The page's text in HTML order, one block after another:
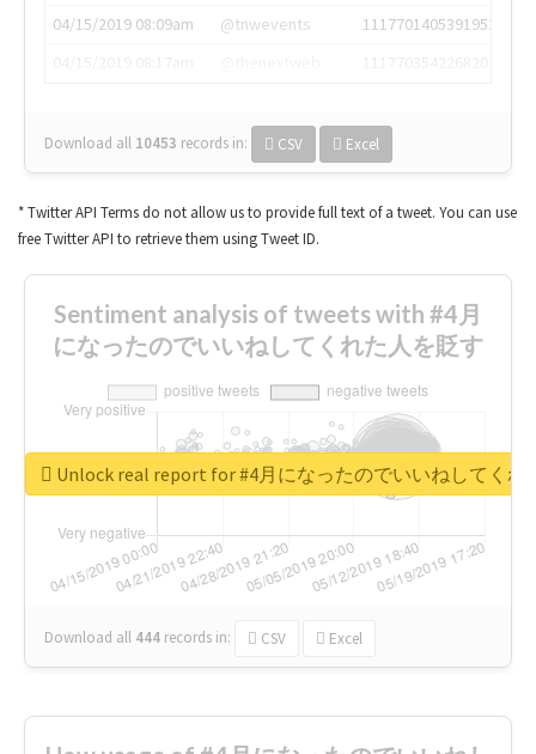
04/15/2019 08:09am
@tnwevents
1117701405391953920
Download all 10453 records in: CSV Excel
* Twitter API Terms do not allow us to provide full text of a tweet. You can use
free Twitter API to retrieve them using Tweet ID.
Sentiment analysis of tweets with #4月
になったのでいいねしてくれた人を貶す
Download all 444 records in: CSV Excel
Unlock real report for #4月になったのでいいねしてくれ